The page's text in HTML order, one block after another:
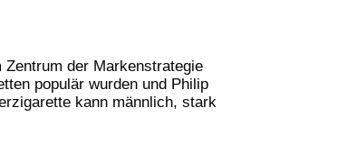
der Markenstrategie
populär wurden und Philip
kann männlich, stark